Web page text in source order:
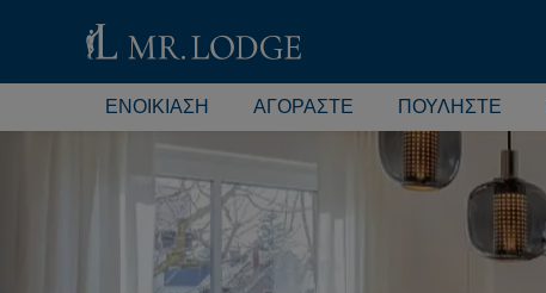
ΕΝΟΙΚΊΑΣΗ ΑΓΟΡΆΣΤΕ ΠΟΥΛΉΣΤΕ